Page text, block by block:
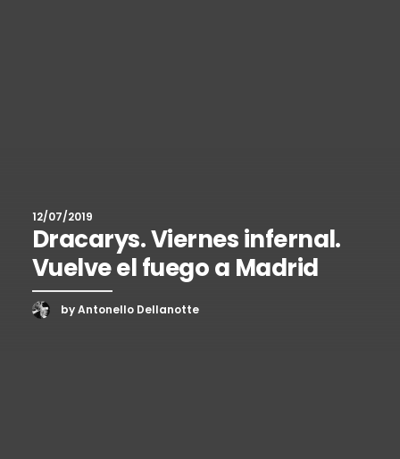
12/07/2019
Dracarys. Viernes infernal.
Vuelve el fuego a Madrid
by Antonello Dellanotte